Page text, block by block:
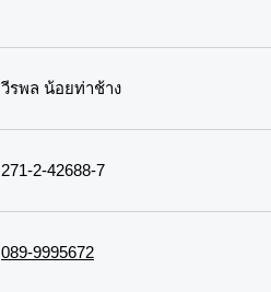
วีรพล น้อยท่าช้าง
271-2-42688-7
089-9995672